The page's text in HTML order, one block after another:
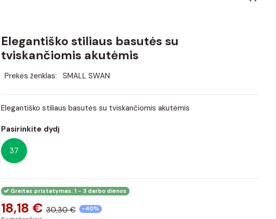
Elegantiško stiliaus basutės su
tviskančiomis akutėmis
Prekės ženklas: SMALL SWAN
Elegantiško stiliaus basutės su tviskančiomis akutėmis
Pasirinkite dydį
37
Greitas pristatymas: 1 - 3 darbo dienos
18,18 € 30,30 € -40%